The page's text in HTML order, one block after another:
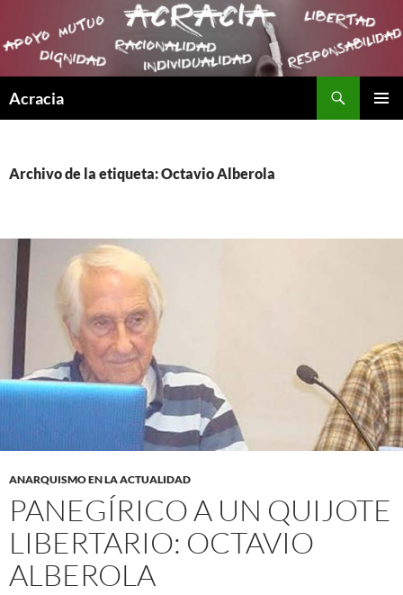
Acracia
Archivo de la etiqueta: Octavio Alberola
ANARQUISMO EN LA ACTUALIDAD
PANEGÍRICO A UN QUIJOTE
LIBERTARIO: OCTAVIO
ALBEROLA